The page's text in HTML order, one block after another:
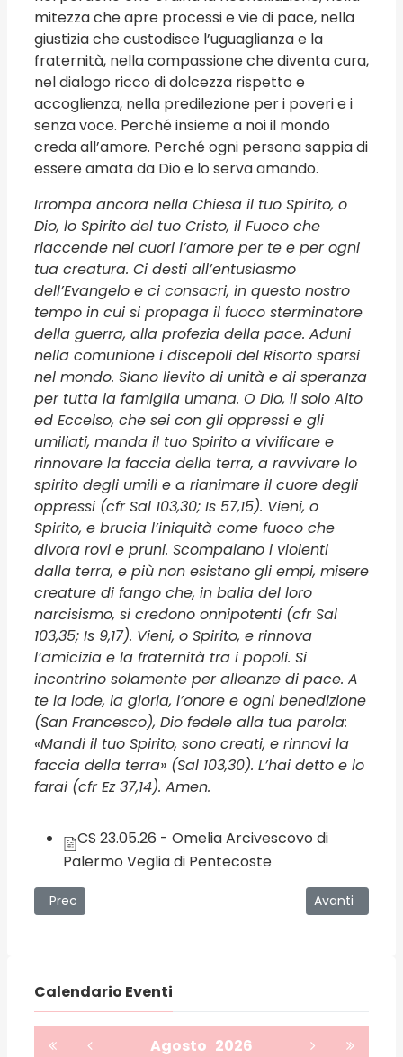
mitezza che apre processi e vie di pace, nella
giustizia che custodisce l’uguaglianza e la
fraternità, nella compassione che diventa cura,
nel dialogo ricco di dolcezza rispetto e
accoglienza, nella predilezione per i poveri e i
senza voce. Perché insieme a noi il mondo
creda all’amore. Perché ogni persona sappia di
essere amata da Dio e lo serva amando.
Irrompa ancora nella Chiesa il tuo Spirito, o
Dio, lo Spirito del tuo Cristo, il Fuoco che
riaccende nei cuori l’amore per te e per ogni
tua creatura. Ci desti all’entusiasmo
dell’Evangelo e ci consacri, in questo nostro
tempo in cui si propaga il fuoco sterminatore
della guerra, alla profezia della pace. Aduni
nella comunione i discepoli del Risorto sparsi
nel mondo. Siano lievito di unità e di speranza
per tutta la famiglia umana. O Dio, il solo Alto
ed Eccelso, che sei con gli oppressi e gli
umiliati, manda il tuo Spirito a vivificare e
rinnovare la faccia della terra, a ravvivare lo
spirito degli umili e a rianimare il cuore degli
oppressi (cfr Sal 103,30; Is 57,15). Vieni, o
Spirito, e brucia l’iniquità come fuoco che
divora rovi e pruni. Scompaiano i violenti
dalla terra, e più non esistano gli empi, misere
creature di fango che, in balia del loro
narcisismo, si credono onnipotenti (cfr Sal
103,35; Is 9,17). Vieni, o Spirito, e rinnova
l’amicizia e la fraternità tra i popoli. Si
incontrino solamente per alleanze di pace. A
te la lode, la gloria, l’onore e ogni benedizione
(San Francesco), Dio fedele alla tua parola:
«Mandi il tuo Spirito, sono creati, e rinnovi la
faccia della terra» (Sal 103,30). L’hai detto e lo
farai (cfr Ez 37,14). Amen.
CS 23.05.26 - Omelia Arcivescovo di
Palermo Veglia di Pentecoste
Articolo precedente: Sacramento della Cresima
Prec Articolo
Avanti
Calendario Eventi
Agosto 2026